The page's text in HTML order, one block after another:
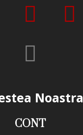
Noastra
CONT